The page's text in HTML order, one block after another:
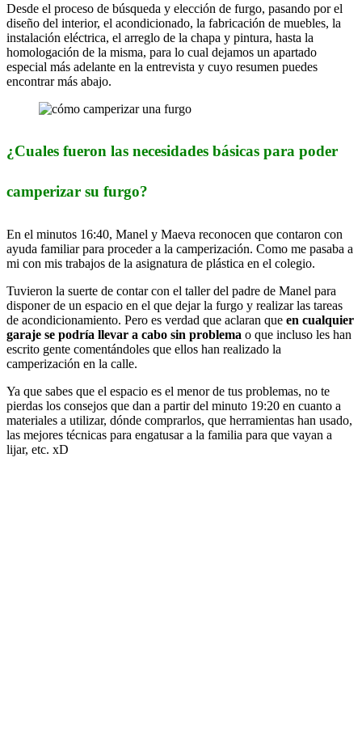
Desde el proceso de búsqueda y elección de furgo, pasando por el
diseño del interior, el acondicionado, la fabricación de muebles, la
instalación eléctrica, el arreglo de la chapa y pintura, hasta la
homologación de la misma, para lo cual dejamos un apartado
especial más adelante en la entrevista y cuyo resumen puedes
encontrar más abajo.
¿Cuales fueron las necesidades básicas para poder
camperizar su furgo?
En el minutos 16:40, Manel y Maeva reconocen que contaron con
ayuda familiar para proceder a la camperización. Como me pasaba a
mi con mis trabajos de la asignatura de plástica en el colegio.
Tuvieron la suerte de contar con el taller del padre de Manel para
disponer de un espacio en el que dejar la furgo y realizar las tareas
de acondicionamiento. Pero es verdad que aclaran que en cualquier
garaje se podría llevar a cabo sin problema o que incluso les han
escrito gente comentándoles que ellos han realizado la
camperización en la calle.
Ya que sabes que el espacio es el menor de tus problemas, no te
pierdas los consejos que dan a partir del minuto 19:20 en cuanto a
materiales a utilizar, dónde comprarlos, que herramientas han usado,
las mejores técnicas para engatusar a la familia para que vayan a
lijar, etc. xD